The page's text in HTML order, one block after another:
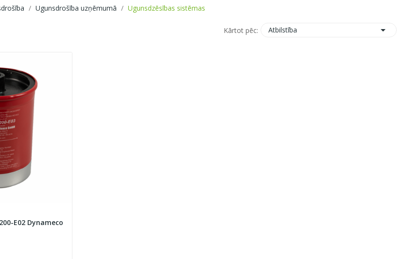
Ugunsdrošība uzņēmumā Ugunsdzēsības sistēmas
Kārtot pēc: Atbilstība 
E02 Dynameco